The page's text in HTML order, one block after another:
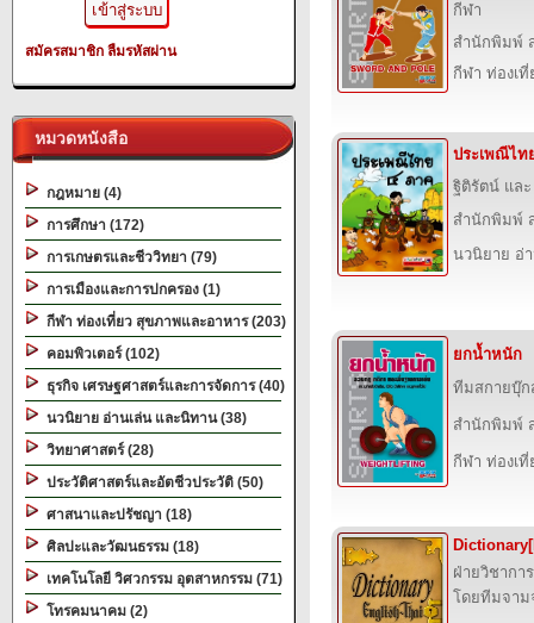
สมัครสมาชิก ลืมรหัสผ่าน
หมวดหนังสือ
กฎหมาย (4)
การศึกษา (172)
การเกษตรและชีววิทยา (79)
การเมืองและการปกครอง (1)
กีฬา ท่องเที่ยว สุขภาพและอาหาร (203)
คอมพิวเตอร์ (102)
ธุรกิจ เศรษฐศาสตร์และการจัดการ (40)
นวนิยาย อ่านเล่น และนิทาน (38)
วิทยาศาสตร์ (28)
ประวัติศาสตร์และอัตชีวประวัติ (50)
ศาสนาและปรัชญา (18)
ศิลปะและวัฒนธรรม (18)
เทคโนโลยี วิศวกรรม อุตสาหกรรม (71)
โทรคมนาคม (2)
กีฬา
สำนักพิมพ์
กีฬา ท่องเ
ประเพณีไท
ฐิติรัตน์ แล
สำนักพิมพ์
นวนิยาย อ่
ยกน้ำหนัก
ทีมสกายบุ๊ก
สำนักพิมพ์
กีฬา ท่องเ
ฝ่ายวิชากา
โดยทีมจาม